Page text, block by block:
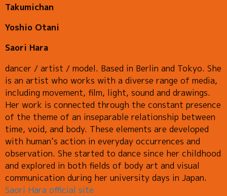
Takumichan
Yoshio Otani
Saori Hara
dancer / artist / model. Based in Berlin and Tokyo. She
is an artist who works with a diverse range of media,
including movement, film, light, sound and drawings.
Her work is connected through the constant presence
of the theme of an inseparable relationship between
time, void, and body. These elements are developed
with human’s action in everyday occurrences and
observation. She started to dance since her childhood
and explored in both fields of body art and visual
communication during her university days in Japan.
Saori Hara official site